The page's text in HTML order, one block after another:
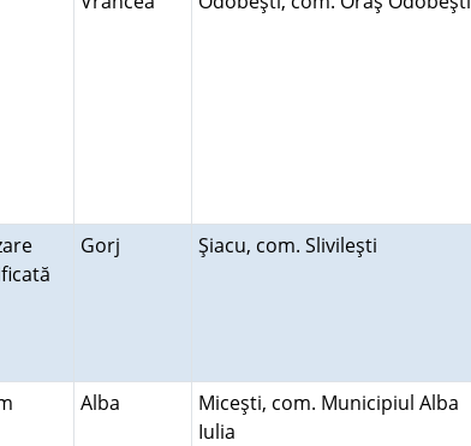
Gorj Şiacu, com. Slivileşti
Alba
Miceşti, com. Municipiul Alba
Iulia